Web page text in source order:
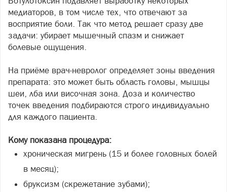
медиаторов, в том числе тех, что отвечают за
восприятие боли. Так что метод решает сразу две
задачи: убирает мышечный спазм и снижает
болевые ощущения.
На приёме врач-невролог определяет зоны введения
препарата: это может быть область головы, мышцы
шеи, лба или височная зона. Доза и количество
точек введения подбираются строго индивидуально
для каждого пациента.
Кому показана процедура:
хроническая мигрень (15 и более головных болей
в месяц);
бруксизм (скрежетание зубами);